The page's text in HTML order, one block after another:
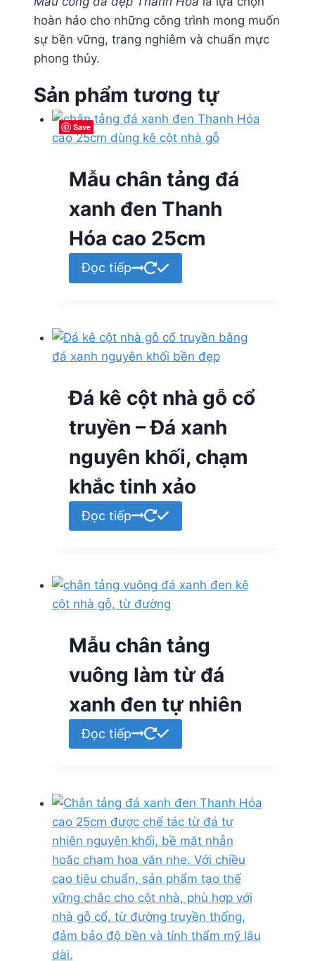
hoàn hảo cho những công trình mong muốn
sự bền vững, trang nghiêm và chuẩn mực
phong thủy.
Sản phẩm tương tự
Save
Mẫu chân tảng đá
xanh đen Thanh
Hóa cao 25cm
Đọc tiếp
Save
Đá kê cột nhà gỗ cổ
truyền – Đá xanh
nguyên khối, chạm
khắc tinh xảo
Đọc tiếp
Save
Mẫu chân tảng
vuông làm từ đá
xanh đen tự nhiên
Đọc tiếp
Save